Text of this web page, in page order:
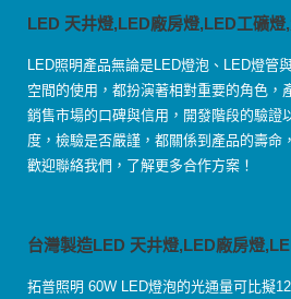
LED 天井燈,LED廠房燈,LED工礦燈
LED照明產品無論是LED燈泡、LED燈管
空間的使用，都扮演著相對重要的角色，
銷售市場的口碑與信用，開發階段的驗證
度，檢驗是否嚴謹，都關係到產品的壽命
歡迎聯絡我們，了解更多合作方案！
台灣製造LED 天井燈,LED廠房燈
拓普照明 60W LED燈泡的光通量可比擬